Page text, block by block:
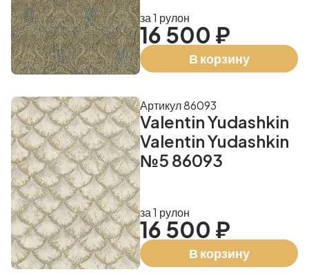
за 1 рулон
16 500 ₽
В корзину
Valentin Yudashkin
Valentin Yudashkin
№5 86093
Артикул 86093
за 1 рулон
16 500 ₽
В корзину